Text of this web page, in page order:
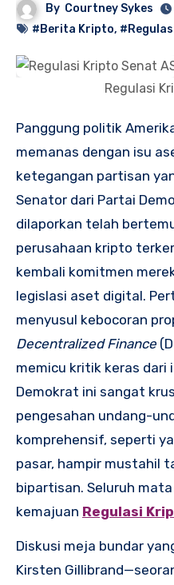
By Courtney Sykes
#Berita Kripto,
Regulasi
Panggung politik Amerika Serikat kembali
memanas dengan isu
ketegangan partisan
Senator dari Partai
dilaporkan telah
perusahaan kripto
kembali komitmen
legislasi aset digital.
menyusul kebocoran
Decentralized Finance
memicu kritik keras dari
Demokrat ini sangat
pengesahan undang-
komprehensif, seperti
pasar, hampir mustahil
bipartisan. Seluruh
kemajuan Regulasi
Diskusi meja bundar
Kirsten